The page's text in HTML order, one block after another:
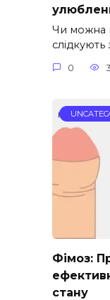
Чи можна
слідкують
0
Фімоз:
стану